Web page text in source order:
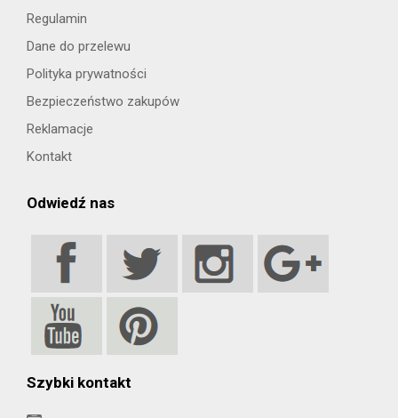
Regulamin
Dane do przelewu
Polityka prywatności
Bezpieczeństwo zakupów
Reklamacje
Kontakt
Odwiedź nas
Szybki kontakt